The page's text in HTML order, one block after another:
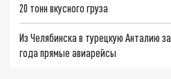
20 тонн вкусного груза
Из Челябинска в турецкую Анталию
года прямые авиарейсы